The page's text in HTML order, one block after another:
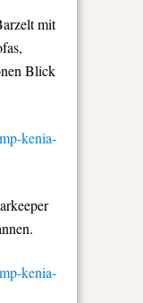
mit
Blick